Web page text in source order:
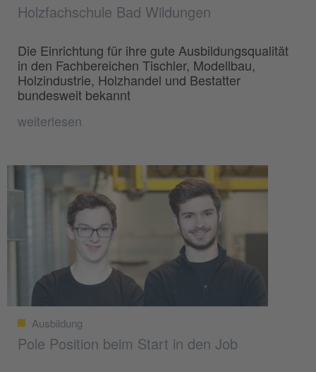
Holzfachschule Bad Wildungen
Die Einrichtung für ihre gute Ausbildungsqualität
in den Fachbereichen Tischler, Modellbau,
Holzindustrie, Holzhandel und Bestatter
bundesweit bekannt
weiterlesen
Ausbildung
Pole Position beim Start in den Job